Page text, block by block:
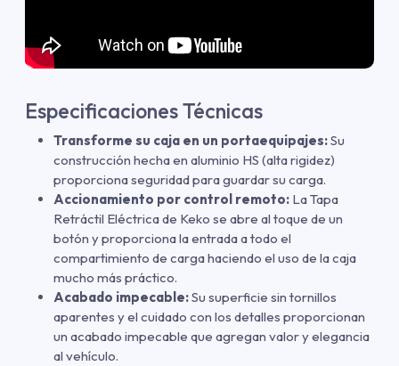
Especificaciones Técnicas
Transforme su caja en un portaequipajes:Su
construcción hecha en aluminio HS (alta rigidez)
proporciona seguridad para guardar su carga.
Accionamiento por control remoto: La Tapa
Retráctil Eléctrica de Keko se abre al toque de un
botón y proporciona la entrada a todo el
compartimiento de carga haciendo el uso de la caja
mucho más práctico.
Acabado impecable:Su superficie sin tornillos
aparentes y el cuidado con los detalles proporcionan
un acabado impecable que agregan valor y elegancia
al vehículo.